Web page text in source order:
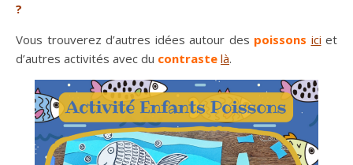
?
Vous trouverez d’autres idées autour des poissons ici et
d’autres activités avec du contraste là.